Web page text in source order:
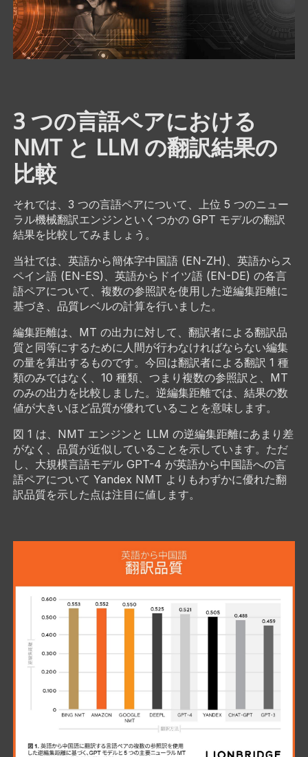
3 つの言語ペアにおける
NMT と LLM の翻訳結果の
比較
それでは、3 つの言語ペアについて、上位 5 つのニュー
ラル機械翻訳エンジンといくつかの GPT モデルの翻訳
結果を比較してみましょう。
当社では、英語から簡体字中国語 (EN-ZH)、英語からス
ペイン語 (EN-ES)、英語からドイツ語 (EN-DE) の各言
語ペアについて、複数の参照訳を使用した逆編集距離に
基づき、品質レベルの計算を行いました。
編集距離は、MT の出力に対して、翻訳者による翻訳品
質と同等にするために人間が行わなければならない編集
の量を算出するものです。今回は翻訳者による翻訳 1 種
類のみではなく、10 種類、つまり複数の参照訳と、MT
のみの出力を比較しました。逆編集距離では、結果の数
値が大きいほど品質が優れていることを意味します。
図 1 は、NMT エンジンと LLM の逆編集距離にあまり差
がなく、品質が近似していることを示しています。ただ
し、大規模言語モデル GPT-4 が英語から中国語への言
語ペアについて Yandex NMT よりもわずかに優れた翻
訳品質を示した点は注目に値します。